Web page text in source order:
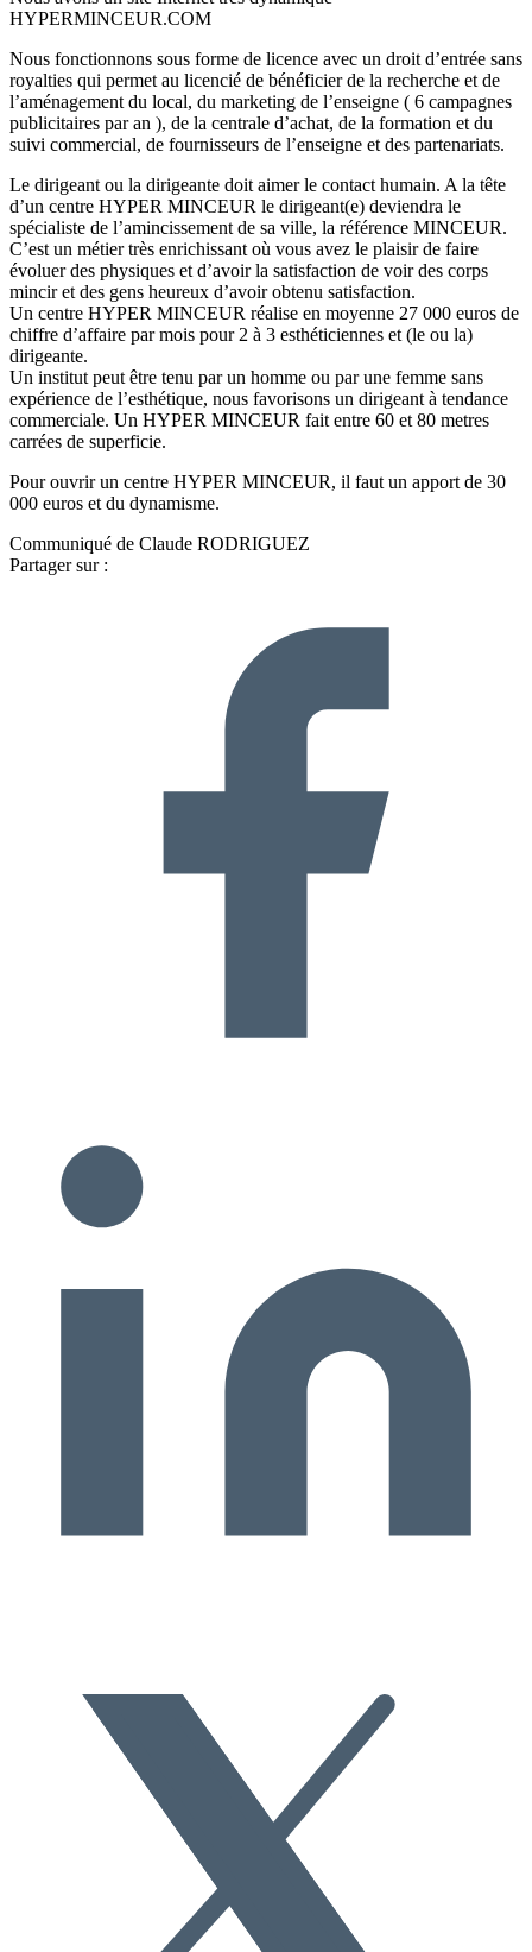
HYPERMINCEUR.COM
Nous fonctionnons sous forme de licence avec un droit d’entrée sans
royalties qui permet au licencié de bénéficier de la recherche et de
l’aménagement du local, du marketing de l’enseigne ( 6 campagnes
publicitaires par an ), de la centrale d’achat, de la formation et du
suivi commercial, de fournisseurs de l’enseigne et des partenariats.
Le dirigeant ou la dirigeante doit aimer le contact humain. A la tête
d’un centre HYPER MINCEUR le dirigeant(e) deviendra le
spécialiste de l’amincissement de sa ville, la référence MINCEUR.
C’est un métier très enrichissant où vous avez le plaisir de faire
évoluer des physiques et d’avoir la satisfaction de voir des corps
mincir et des gens heureux d’avoir obtenu satisfaction.
Un centre HYPER MINCEUR réalise en moyenne 27 000 euros de
chiffre d’affaire par mois pour 2 à 3 esthéticiennes et (le ou la)
dirigeante.
Un institut peut être tenu par un homme ou par une femme sans
expérience de l’esthétique, nous favorisons un dirigeant à tendance
commerciale. Un HYPER MINCEUR fait entre 60 et 80 metres
carrées de superficie.
Pour ouvrir un centre HYPER MINCEUR, il faut un apport de 30
000 euros et du dynamisme.
Communiqué de Claude RODRIGUEZ
Partager sur :